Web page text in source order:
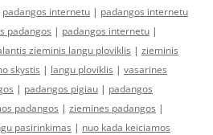
padangos internetu | padangos internetu
padangos | padangos internetu |
zieminis langu ploviklis | zieminis
skystis | langu ploviklis | vasarines
| padangos pigiau | padangos
padangos | ziemines padangos |
pasirinkimas | nuo kada keiciamos